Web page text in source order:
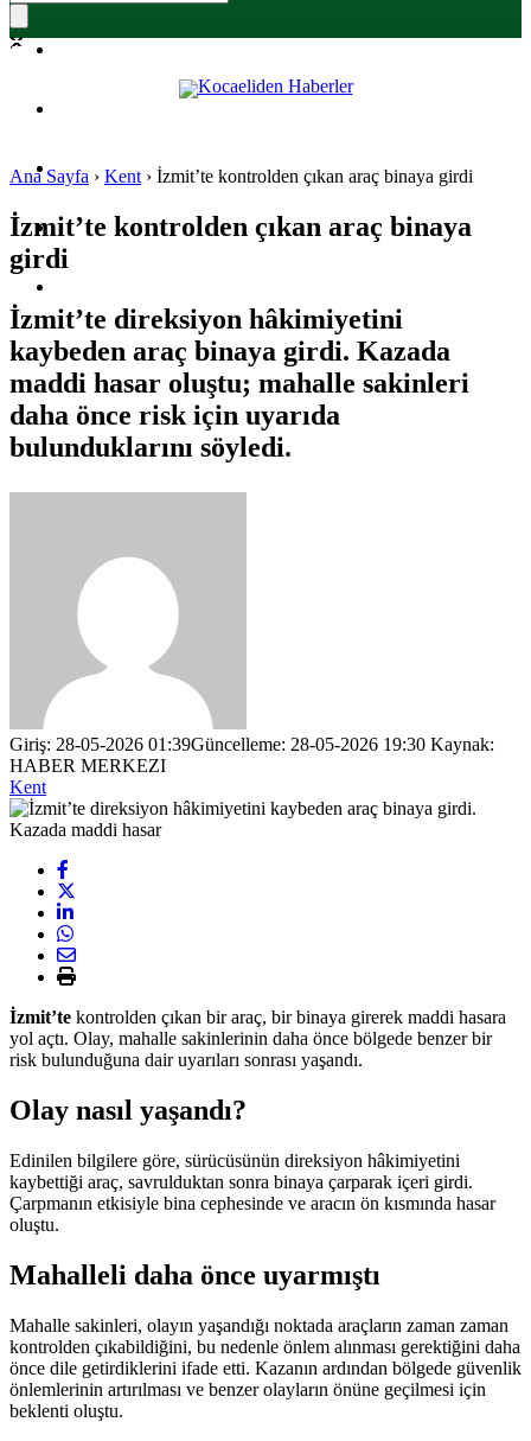
SPOR
MAGAZIN
Ana Sayfa › Kent › İzmit’te kontrolden çıkan araç binaya girdi
İzmit’te kontrolden çıkan araç binaya
girdi
İzmit’te direksiyon hâkimiyetini
kaybeden araç binaya girdi. Kazada
maddi hasar oluştu; mahalle sakinleri
daha önce risk için uyarıda
bulunduklarını söyledi.
Giriş: 28-05-2026 01:39Güncelleme: 28-05-2026 19:30 Kaynak:
HABER MERKEZI
Kent
İzmit’te kontrolden çıkan bir araç, bir binaya girerek maddi hasara
yol açtı. Olay, mahalle sakinlerinin daha önce bölgede benzer bir
risk bulunduğuna dair uyarıları sonrası yaşandı.
Olay nasıl yaşandı?
Edinilen bilgilere göre, sürücüsünün direksiyon hâkimiyetini
kaybettiği araç, savrulduktan sonra binaya çarparak içeri girdi.
Çarpmanın etkisiyle bina cephesinde ve aracın ön kısmında hasar
oluştu.
Mahalleli daha önce uyarmıştı
Mahalle sakinleri, olayın yaşandığı noktada araçların zaman zaman
kontrolden çıkabildiğini, bu nedenle önlem alınması gerektiğini daha
önce dile getirdiklerini ifade etti. Kazanın ardından bölgede güvenlik
önlemlerinin artırılması ve benzer olayların önüne geçilmesi için
beklenti oluştu.